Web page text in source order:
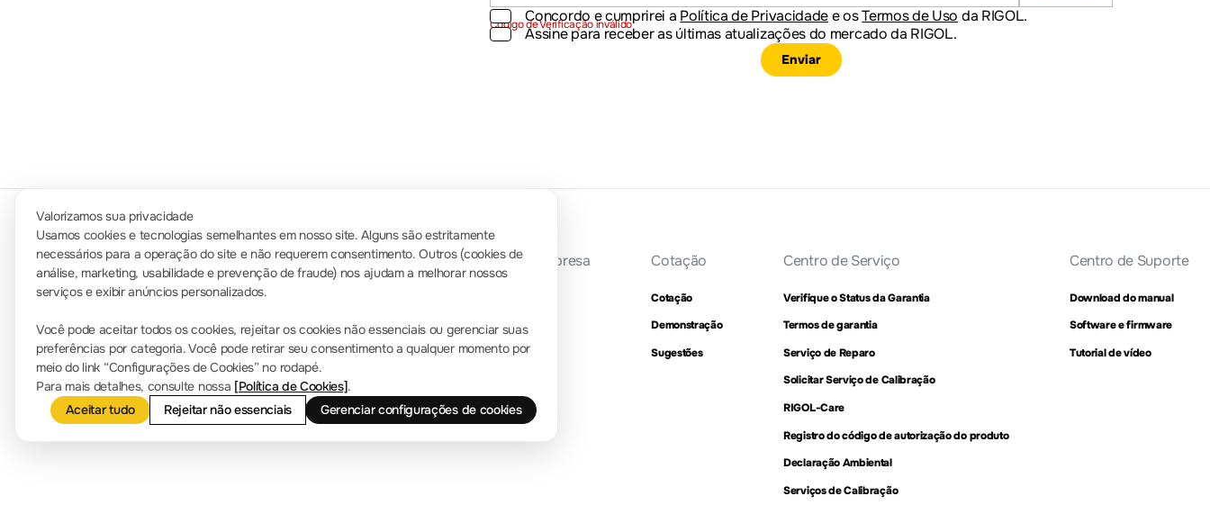
Código de Verificação inválido
Concordo e cumprirei a Política de Privacidade e osTermos de Uso da RIGOL.
Assine para receber as últimas atualizações do mercado da RIGOL.
Enviar
Valorizamos sua privacidade
Usamos cookies e tecnologias semelhantes em nosso site. Alguns são estritamente
necessários para a operação do site e não requerem consentimento. Outros (cookies de
análise, marketing, usabilidade e prevenção de fraude) nos ajudam a melhorar nossos
serviços e exibir anúncios personalizados.
Você pode aceitar todos os cookies, rejeitar os cookies não essenciais ou gerenciar suas
preferências por categoria. Você pode retirar seu consentimento a qualquer momento por
meio do link “Configurações de Cookies” no rodapé.
Para mais detalhes, consulte nossa [Política de Cookies].
Aceitar tudo
Rejeitar não essenciais Gerenciar configurações de cookies
Contate-nos
service.global@rigol.com
Sala de Imprensa
Notícias da empresa
Apresentação da empresa
Consulta de revendedores
Marcos
Cotação
Cotação
Demonstração
Sugestões
Centro de Serviço
Verifique o Status da Garantia
Termos de garantia
Serviço de Reparo
Solicitar Serviço de Calibração
RIGOL-Care
Registro do código de autorização do produto
Declaração Ambiental
Serviços de Calibração
Centro de Suporte
Download do manual
Software e firmware
Tutorial de vídeo